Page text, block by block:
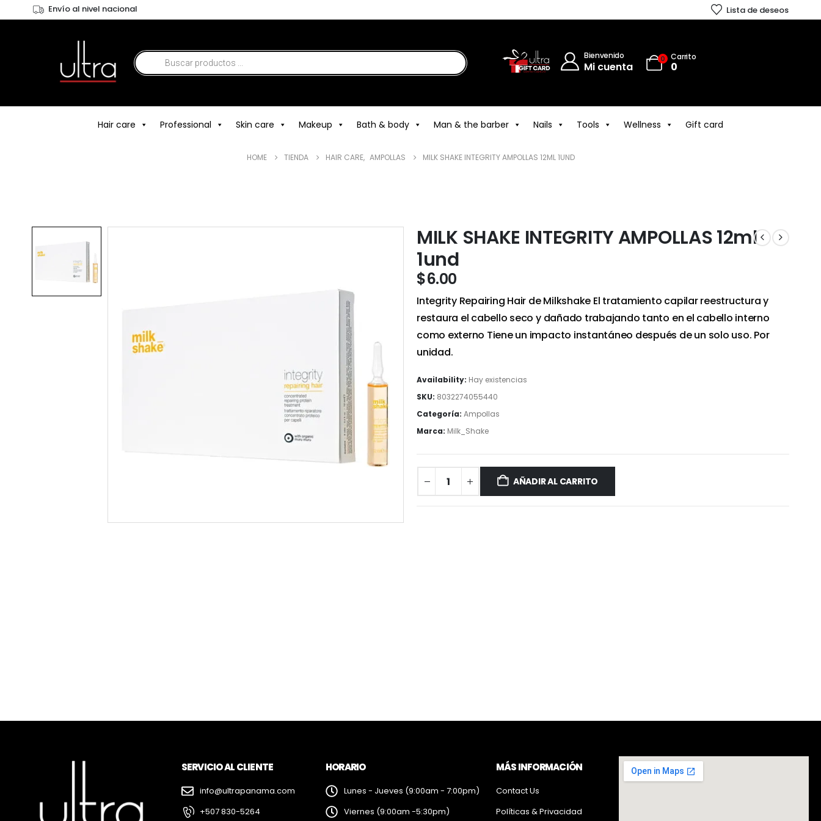
Envío al nivel nacional Lista de deseos
Bienvenido
Mi cuenta
0 Carrito
0
Hair care Professional Skin care Makeup Bath & body Man & the barber Nails Tools Wellness Gift card
HOME TIENDA HAIR CARE, AMPOLLAS MILK SHAKE INTEGRITY AMPOLLAS 12ML 1UND
MILK SHAKE INTEGRITY AMPOLLAS 12ml
1und
$6.00
Integrity Repairing Hair de Milkshake El tratamiento capilar reestructura y
restaura el cabello seco y dañado trabajando tanto en el cabello interno
como externo Tiene un impacto instantáneo después de un solo uso. Por
unidad.
Availability: Hay existencias
SKU: 8032274055440
Categoría: Ampollas
Marca: Milk_Shake
AÑADIR AL CARRITO
SERVICIO AL CLIENTE
info@ultrapanama.com
+507 830-5264
HORARIO
Lunes - Jueves (9:00am - 7:00pm)
Viernes (9:00am -5:30pm)
MÁS INFORMACIÓN
Contact Us
Políticas & Privacidad